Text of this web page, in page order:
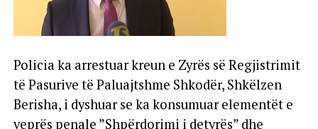
Policia ka arrestuar kreun e Zyrës së Regjistrimit
të Pasurive të Paluajtshme Shkodër, Shkëlzen
Berisha, i dyshuar se ka konsumuar elementët e
veprës penale ”Shpërdorimi i detyrës” dhe